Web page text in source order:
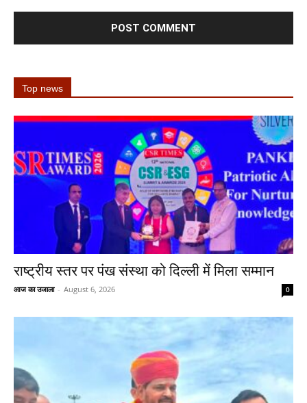
Top news
राष्ट्रीय स्तर पर पंख संस्था को दिल्ली में मिला सम्मान
आज का उजाला - August 6, 2026 0